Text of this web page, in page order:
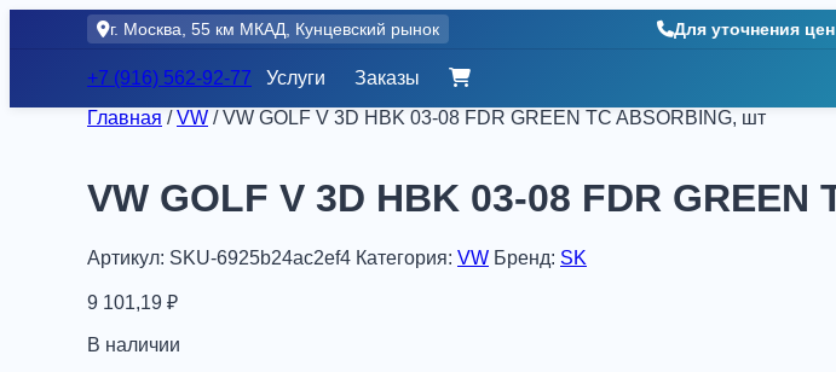
г. Москва, 55 км МКАД, Кунцевский рынок Для уточнения
+7 (916) 562-92-77 Услуги Заказы
Главная /VW / VW GOLF V 3D HBK 03-08 FDR GREEN TC ABSORBING, шт
VW GOLF V 3D HBK 03-08 FDR GREEN
Артикул: SKU-6925b24ac2ef4 Категория: VW Бренд: SK
9 101,19 ₽
В наличии